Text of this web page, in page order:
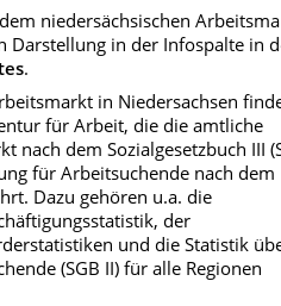
niedersächsischen
Darstellung in der Infospalte in
.
in Niedersachsen
für Arbeit, die die amtliche
nach dem Sozialgesetzbuch III
für Arbeitsuchende nach dem
Dazu gehören u.a. die
der
und die Statistik
(SGB II) für alle Regionen